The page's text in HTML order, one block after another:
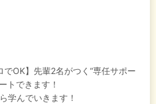
でOK】先輩2名がつく“専任サポー
トできます！
学んでいきます！